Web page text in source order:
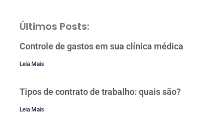
Últimos Posts:
Controle de gastos em sua clínica médica
Leia Mais
Tipos de contrato de trabalho: quais são?
Leia Mais